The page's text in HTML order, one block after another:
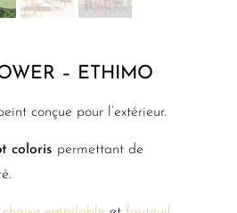
– ETHIMO
conçue pour l’extérieur.
coloris permettant de